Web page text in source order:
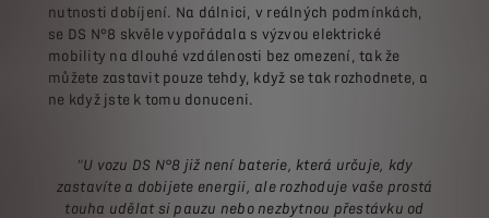
nutnosti dobíjení. Na dálnici, v reálných podmínkách,
se DS N°8 skvěle vypořádala s výzvou elektrické
mobility na dlouhé vzdálenosti bez omezení, tak že
můžete zastavit pouze tehdy, když se tak rozhodnete, a
ne když jste k tomu donuceni.
"U vozu DS N°8 již není baterie, která určuje, kdy
zastavíte a dobijete energii, ale rozhoduje vaše prostá
touha udělat si pauzu nebo nezbytnou přestávku od